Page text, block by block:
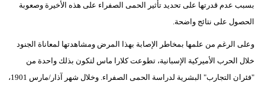
بسبب عدم قدرتها على تحديد تأثير الحمى الصفراء على هذه الأخيرة وصعوبة
الحصول على نتائج واضحة.
وعلى الرغم من علمها بمخاطر الإصابة بهذا المرض ومشاهدتها لمعاناة الجنود
خلال الحرب الأميركية الإسبانية، تطوعت كلارا ماس لتكون بذلك واحدة من
"فئران التجارب" البشرية لدراسة الحمى الصفراء. وخلال شهر آذار/مارس 1901،